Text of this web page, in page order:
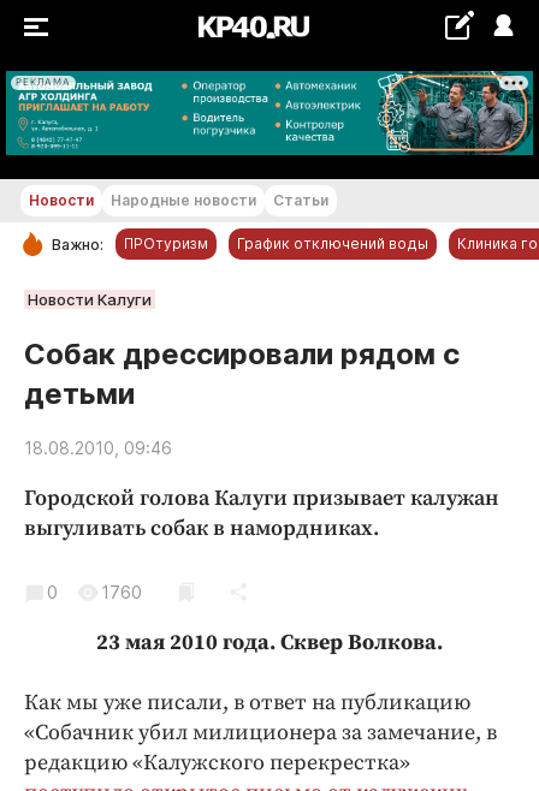
РЕКЛАМА
+24...+25 °С
РУБРИКИ
Обнинск
Новости компаний
Статьи
Народные новости
Авто и транспорт
Благоустройство
Культура
Общество
Погода
Праздники
Новости Народные новости Статьи
Важно: ПРОтуризм График отключений воды Клиника
Новости Калуги
Собак дрессировали рядом с
детьми
18.08.2010, 09:46
Городской голова Калуги призывает калужан
выгуливать собак в намордниках.
0 1760
23 мая 2010 года. Сквер Волкова.
Как мы уже писали, в ответ на публикацию
«Собачник убил милиционера за замечание, в
редакцию «Калужского перекрестка»